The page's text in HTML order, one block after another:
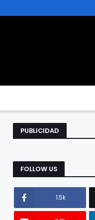
PUBLICIDAD
FOLLOW US
1.5k